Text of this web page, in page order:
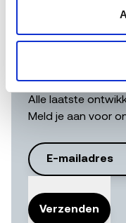
blijf op
Alle laatste
Meld je aan voor
Verzenden